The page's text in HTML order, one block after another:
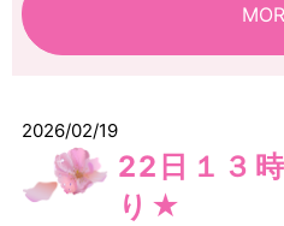
2026/02/19
22日１３
り★